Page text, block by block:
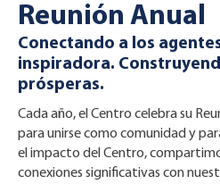
Reunión Anual
Conectando a los
inspiradora.
prósperas.
Cada año, el Centro celebra su
para unirse como comunidad y
el impacto del Centro,
conexiones significativas con